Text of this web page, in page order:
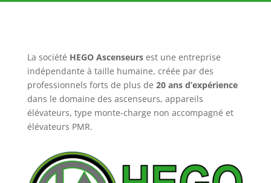
La société HEGO Ascenseursest une entreprise
indépendante à taille humaine, créée par des
professionnels forts de plus de 20 ans d’expérience
dans le domaine des ascenseurs, appareils
élévateurs, type monte-charge non accompagné et
élévateurs PMR.